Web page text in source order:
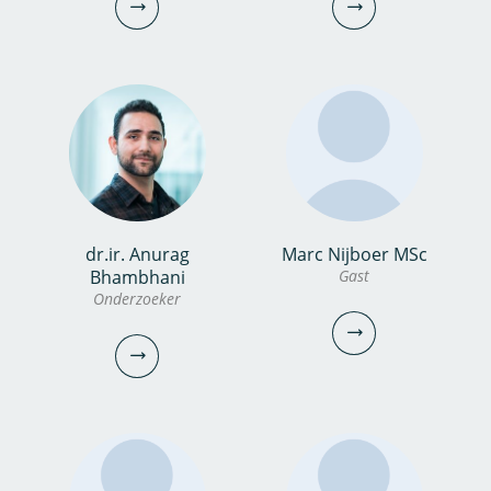
narges.esfandiar@kwrwater.nl
bekijk profiel
martijn.antheunisse@kwrwater.nl
bekijk profiel
Carola Koopmans
carola.koopmans@kwrwater.nl
Marcel Kerbusch
Controller
Marcel.Kerbusch@kwrwater.nl
dr.ir. Anurag
Bhambhani
Onderzoeker
Marc Nijboer MSc
Gast